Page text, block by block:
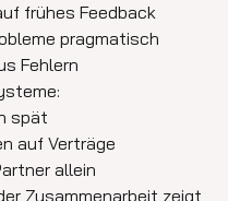
frühes Feedback
pragmatisch
Fehlern
spät
auf Verträge
allein
Zusammenarbeit zeigt